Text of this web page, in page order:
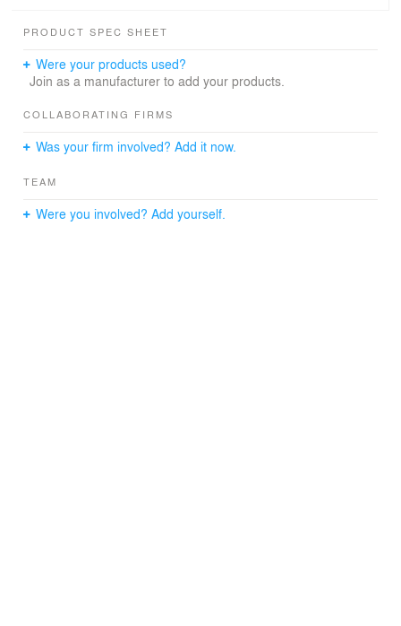
de transparante plattegrond.
Minimalisme en vorm & functie zijn belangrijke
overwegingen die het ontwerp bepalen.
de detaillering.
PRODUCT SPEC SHEET
Were your products used?
Join as a manufacturer to add your products.
COLLABORATING FIRMS
Was your firm involved? Add it now.
TEAM
Were you involved? Add yourself.